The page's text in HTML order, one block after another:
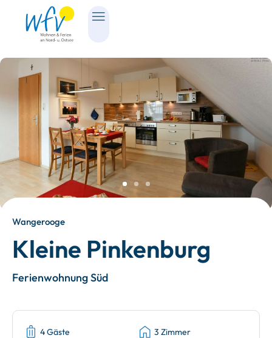
Wangerooge
Kleine Pinkenburg
Ferienwohnung Süd
4 Gäste 3 Zimmer